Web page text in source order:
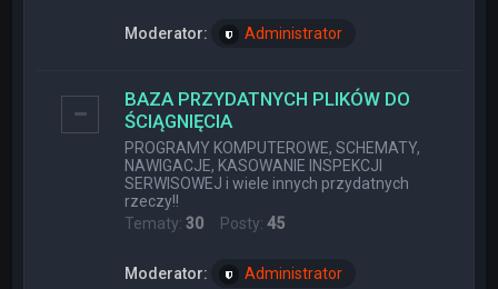
Moderator: Administrator
BAZA PRZYDATNYCH PLIKÓW DO
ŚCIĄGNIĘCIA
PROGRAMY KOMPUTEROWE, SCHEMATY,
NAWIGACJE, KASOWANIE INSPEKCJI
SERWISOWEJ i wiele innych przydatnych
rzeczy!!
Tematy:30 Posty:45
Moderator: Administrator